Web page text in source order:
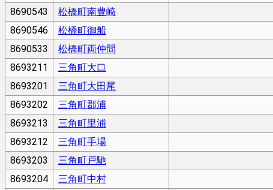
8690543
松橋町南豊崎
8690546
松橋町御船
8690533
松橋町両仲間
8693211
三角町大口
8693201
三角町大田尾
8693202
三角町郡浦
8693213
三角町里浦
8693212
三角町手場
8693203
三角町戸馳
8693204
三角町中村